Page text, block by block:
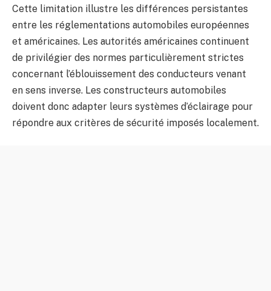
Cette limitation illustre les différences persistantes
entre les réglementations automobiles européennes
et américaines. Les autorités américaines continuent
de privilégier des normes particulièrement strictes
concernant l’éblouissement des conducteurs venant
en sens inverse. Les constructeurs automobiles
doivent donc adapter leurs systèmes d’éclairage pour
répondre aux critères de sécurité imposés localement.